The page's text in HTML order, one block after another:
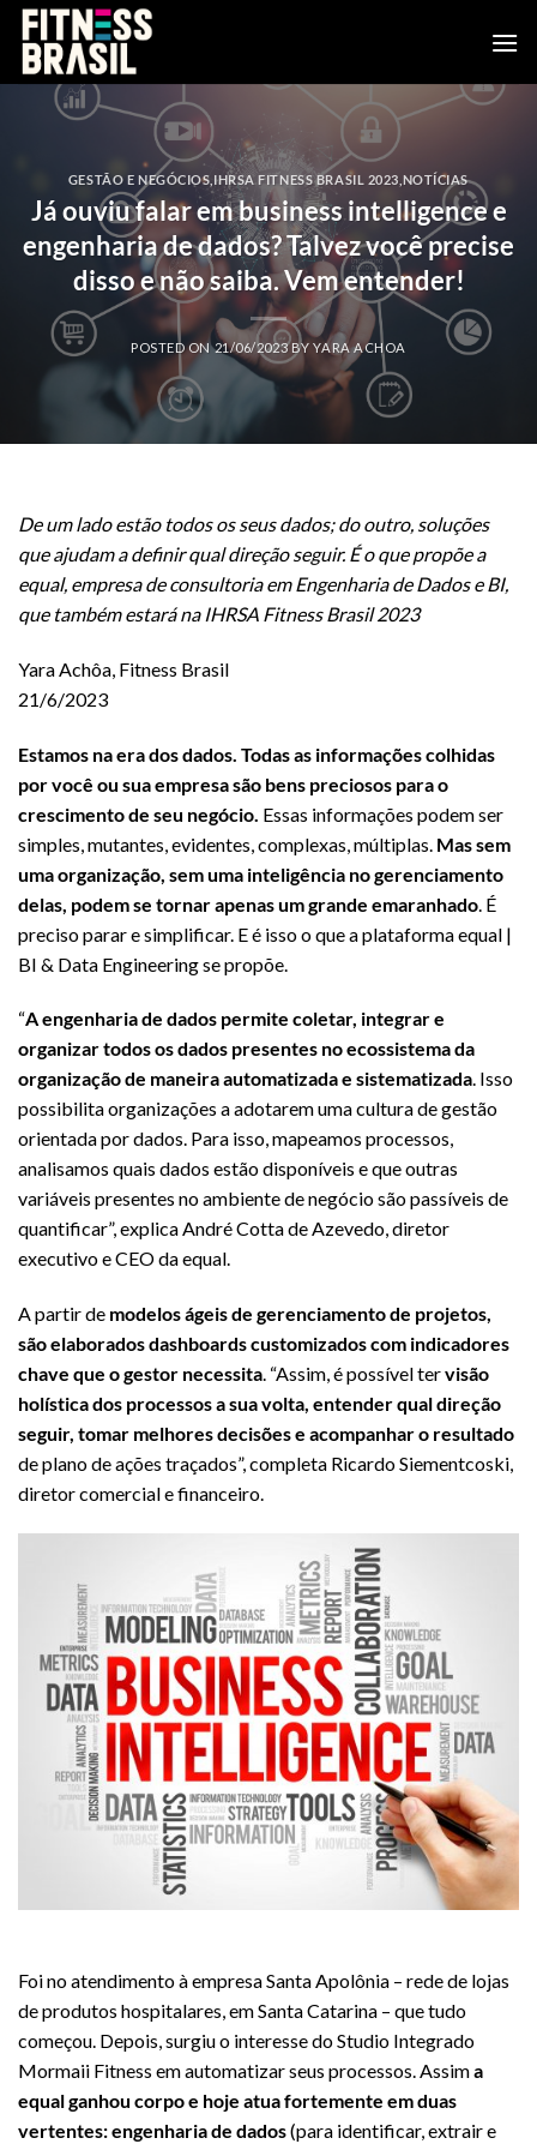
Skip
content
GESTÃO E NEGÓCIOS IHRSA FITNESS BRASIL 2023 NOTÍCIAS
Já ouviu falar em business intelligence e
engenharia de dados? Talvez você precise
disso e não saiba. Vem entender!
POSTED ON21/06/2023BYYARA ACHOA
De um lado estão todos os seus dados; do outro, soluções
que ajudam a definir qual direção seguir. É o que propõe a
equal, empresa de consultoria em Engenharia de Dados e BI,
que também estará na IHRSA Fitness Brasil 2023
Yara Achôa, Fitness Brasil
21/6/2023
Estamos na era dos dados. Todas as informações colhidas
por você ou sua empresa são bens preciosos para o
crescimento de seu negócio. Essas informações podem ser
simples, mutantes, evidentes, complexas, múltiplas. Mas sem
uma organização, sem uma inteligência no gerenciamento
delas, podem se tornar apenas um grande emaranhado . É
preciso parar e simplificar. E é isso o que a plataforma equal |
BI & Data Engineering se propõe.
“A engenharia de dados permite coletar, integrar e
organizar todos os dados presentes no ecossistema da
organização de maneira automatizada e sistematizada. Isso
possibilita organizações a adotarem uma cultura de gestão
orientada por dados. Para isso, mapeamos processos,
analisamos quais dados estão disponíveis e que outras
variáveis presentes no ambiente de negócio são passíveis de
quantificar”, explica André Cotta de Azevedo, diretor
executivo e CEO da equal.
A partir de modelos ágeis de gerenciamento de projetos,
são elaborados dashboards customizados com indicadores
chave que o gestor necessita. “Assim, é possível tervisão
holística dos processos a sua volta, entender qual direção
seguir, tomar melhores decisões e acompanhar o resultado
de plano de ações traçados”, completa Ricardo Siementcoski,
diretor comercial e financeiro.
Foi no atendimento à empresa Santa Apolônia – rede de lojas
de produtos hospitalares, em Santa Catarina – que tudo
começou. Depois, surgiu o interesse do Studio Integrado
Mormaii Fitness em automatizar seus processos. Assima
equal ganhou corpo e hoje atua fortemente em duas
vertentes: engenharia de dados(para identificar, extrair e